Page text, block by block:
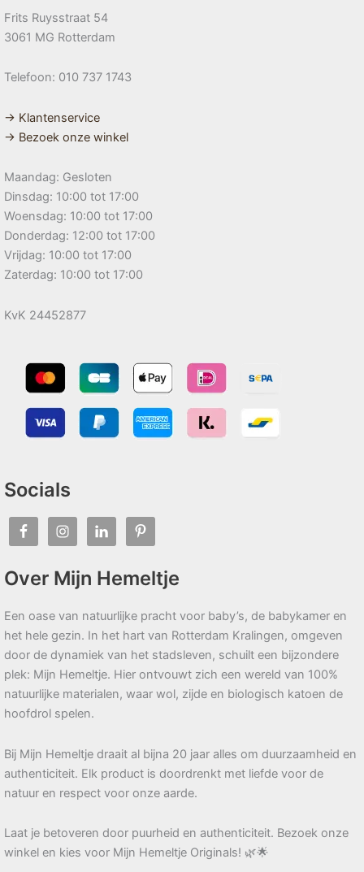
Frits Ruysstraat 54
3061 MG Rotterdam
Telefoon: 010 737 1743
→ Klantenservice
→ Bezoek onze winkel
Maandag: Gesloten
Dinsdag: 10:00 tot 17:00
Woensdag: 10:00 tot 17:00
Donderdag: 12:00 tot 17:00
Vrijdag: 10:00 tot 17:00
Zaterdag: 10:00 tot 17:00
KvK 24452877
Socials
Over Mijn Hemeltje
Een oase van natuurlijke pracht voor baby’s, de babykamer en
het hele gezin. In het hart van Rotterdam Kralingen, omgeven
door de dynamiek van het stadsleven, schuilt een bijzondere
plek: Mijn Hemeltje. Hier ontvouwt zich een wereld van 100%
natuurlijke materialen, waar wol, zijde en biologisch katoen de
hoofdrol spelen.
Bij Mijn Hemeltje draait al bijna 20 jaar alles om duurzaamheid en
authenticiteit. Elk product is doordrenkt met liefde voor de
natuur en respect voor onze aarde.
Laat je betoveren door puurheid en authenticiteit. Bezoek onze
winkel en kies voor Mijn Hemeltje Originals! 🌿🌟